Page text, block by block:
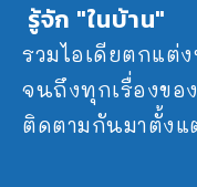
รู้จัก "ในบ้าน"
รวมไอเดียตกแต่
จนถึงทุกเรื่องข
ติดตามกันมาตั้งแ